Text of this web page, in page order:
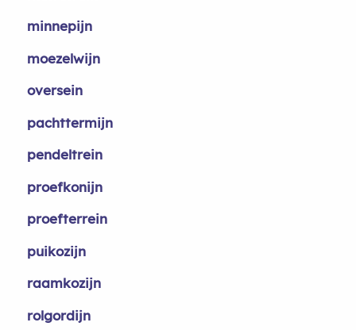
minnepijn
moezelwijn
oversein
pachttermijn
pendeltrein
proefkonijn
proefterrein
puikozijn
raamkozijn
rolgordijn